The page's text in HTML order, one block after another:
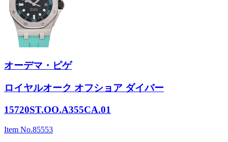
オーデマ・ピゲ
ロイヤルオーク オフショア ダイバー
15720ST.OO.A355CA.01
Item No.85553